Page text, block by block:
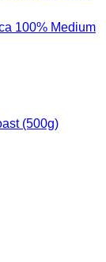
(500g)